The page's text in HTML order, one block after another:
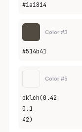
#1a1814
Color #3
#514b41
Color #5
oklch(0.42
0.1
42)